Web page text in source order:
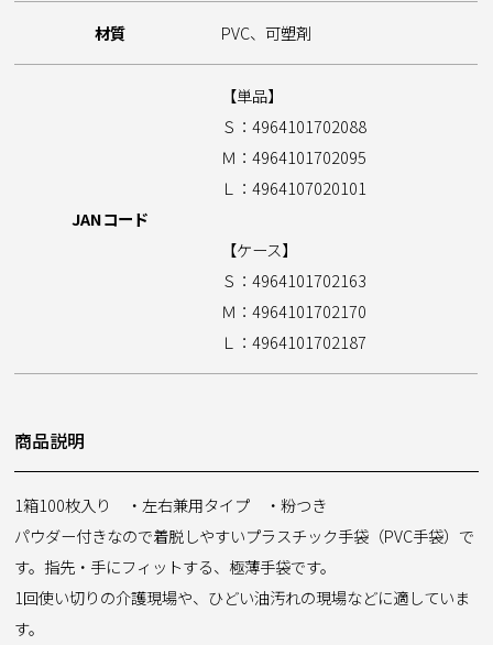
材質 PVC、可塑剤
JANコード
【単品】
Ｓ：4964101702088
Ｍ：4964101702095
Ｌ：4964107020101
【ケース】
Ｓ：4964101702163
Ｍ：4964101702170
Ｌ：4964101702187
商品説明
1箱100枚入り ・左右兼用タイプ ・粉つき
パウダー付きなので着脱しやすいプラスチック手袋（PVC手袋）で
す。指先・手にフィットする、極薄手袋です。
1回使い切りの介護現場や、ひどい油汚れの現場などに適していま
す。